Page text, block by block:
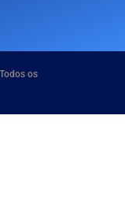
os